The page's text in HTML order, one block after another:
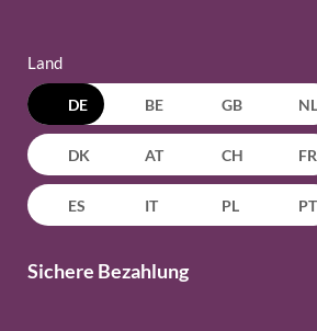
Land
DE BE GB NL
DK AT CH FR
ES IT PL PT
Sichere Bezahlung